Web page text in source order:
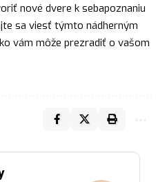
nové dvere k sebapoznaniu
sa viesť týmto nádherným
vám môže prezradiť o vašom